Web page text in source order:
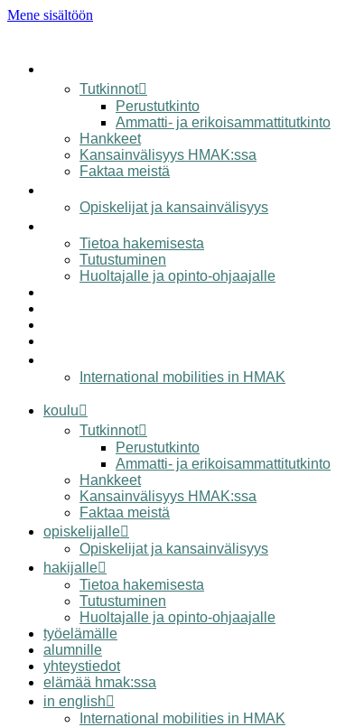
Mene sisältöön
Tutkinnot
Perustutkinto
Ammatti- ja erikoisammattitutkinto
Hankkeet
Kansainvälisyys HMAK:ssa
Faktaa meistä
Opiskelijat ja kansainvälisyys
Tietoa hakemisesta
Tutustuminen
Huoltajalle ja opinto-ohjaajalle
International mobilities in HMAK
koulu
Tutkinnot
Perustutkinto
Ammatti- ja erikoisammattitutkinto
Hankkeet
Kansainvälisyys HMAK:ssa
Faktaa meistä
opiskelijalle
Opiskelijat ja kansainvälisyys
hakijalle
Tietoa hakemisesta
Tutustuminen
Huoltajalle ja opinto-ohjaajalle
työelämälle
alumnille
yhteystiedot
elämää hmak:ssa
in english
International mobilities in HMAK